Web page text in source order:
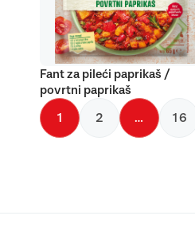
Fant za pileći paprikaš /
povrtni paprikaš
1 2 … 16